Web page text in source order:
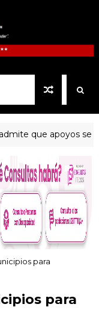
que apoyos se
para
para